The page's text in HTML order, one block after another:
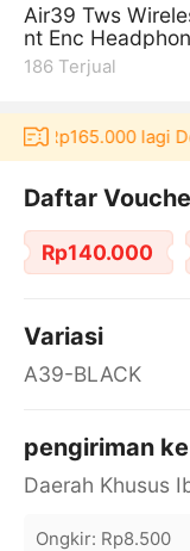
Air39 Tws
nt Enc
reo Sound
186 Terjual
Rp165.000 lagi
Daftar
Rp140.000
Variasi
A39-BLACK
pengiriman ke
Ongkir: Rp8.500